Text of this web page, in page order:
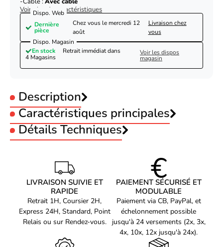
Voir plus de caractéristiques
Dispo. Web
Dernière
pièce
Chez vous le mercredi 12
août
Livraison chez
vous
Dispo. Magasin
En stock
Retrait immédiat dans
4 Magasins
Voir les dispos
magasin
Description
Bluestork Adaptateur secteur 90W pour Asus -
7 embouts
Cet adaptateur secteur Bluestork de 90W est un accessoire
indispensable pour tous les possesseurs d'ordinateurs portables
Caractéristiques principales
Catégorie produit :PC portable
Puissance :< 100 Watts
Avec câble
Détails Techniques
Ordinateur portable
Type d'alimentation
d'énergie
Intérieure
Type d'énergie courante
CA vers CC
Puissance de sortie
90 W
supplementaires
LIVRAISON SUIVIE ET
RAPIDE
Retrait 1H, Coursier 2H,
Express 24H, Standard, Point
Relais ou sur Rendez-vous.
PAIEMENT SÉCURISÉ ET
MODULABLE
Paiement via CB, PayPal, et
échelonnement possible
jusqu'à 24 versements (2x, 3x,
4x, 10x, 12x jusqu'à 24x).